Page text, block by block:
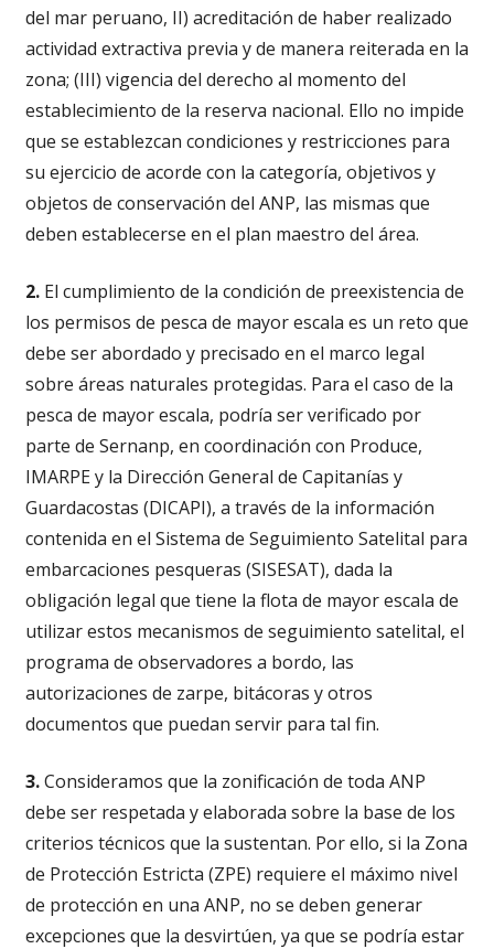
del mar peruano, II) acreditación de haber realizado
actividad extractiva previa y de manera reiterada en la
zona; (III) vigencia del derecho al momento del
establecimiento de la reserva nacional. Ello no impide
que se establezcan condiciones y restricciones para
su ejercicio de acorde con la categoría, objetivos y
objetos de conservación del ANP, las mismas que
deben establecerse en el plan maestro del área.
2.El cumplimiento de la condición de preexistencia de
los permisos de pesca de mayor escala es un reto que
debe ser abordado y precisado en el marco legal
sobre áreas naturales protegidas. Para el caso de la
pesca de mayor escala, podría ser verificado por
parte de Sernanp, en coordinación con Produce,
IMARPE y la Dirección General de Capitanías y
Guardacostas (DICAPI), a través de la información
contenida en el Sistema de Seguimiento Satelital para
embarcaciones pesqueras (SISESAT), dada la
obligación legal que tiene la flota de mayor escala de
utilizar estos mecanismos de seguimiento satelital, el
programa de observadores a bordo, las
autorizaciones de zarpe, bitácoras y otros
documentos que puedan servir para tal fin.
3.Consideramos que la zonificación de toda ANP
debe ser respetada y elaborada sobre la base de los
criterios técnicos que la sustentan. Por ello, si la Zona
de Protección Estricta (ZPE) requiere el máximo nivel
de protección en una ANP, no se deben generar
excepciones que la desvirtúen, ya que se podría estar